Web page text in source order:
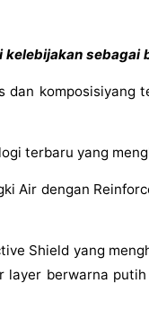
kelebijakan sebagai
komposisiyang
terbaru yang
Air dengan
Shield yang
berwarna